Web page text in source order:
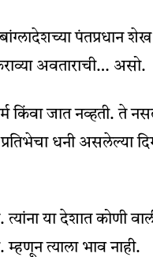
पंतप्रधान
अवताराची… असो.
किंवा जात नव्हती. ते
धनी असलेल्या
या देशात कोणी
म्हणून त्याला भाव नाही.